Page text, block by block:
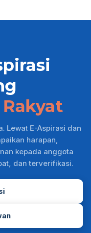
Lewat E-Aspirasi dan
harapan,
kepada anggota
dan terverifikasi.